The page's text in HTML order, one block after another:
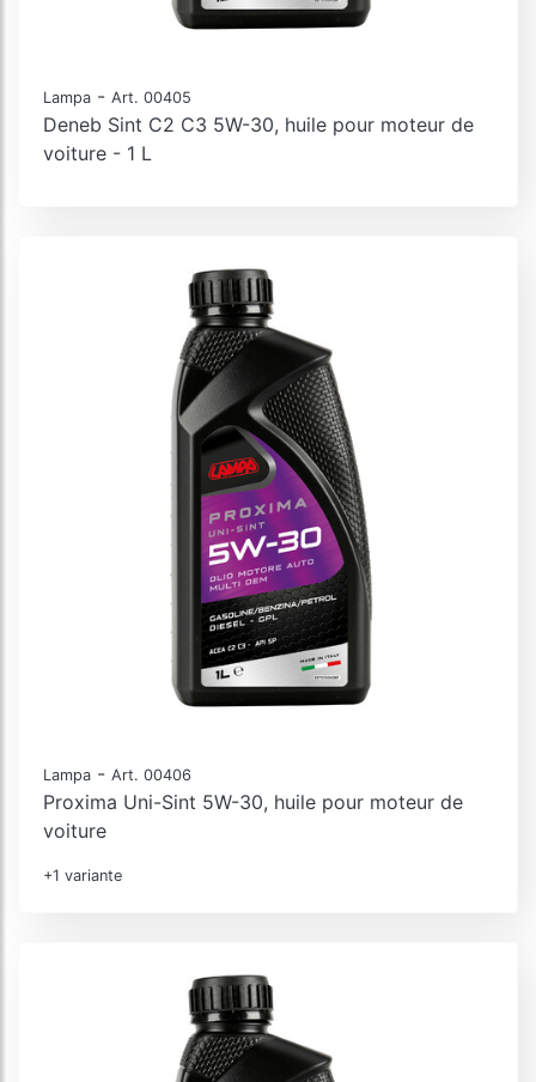
Lampa - Art. 00405
Deneb Sint C2 C3 5W-30, huile pour moteur de
voiture - 1 L
Lampa - Art. 00406
Proxima Uni-Sint 5W-30, huile pour moteur de
voiture
+1 variante